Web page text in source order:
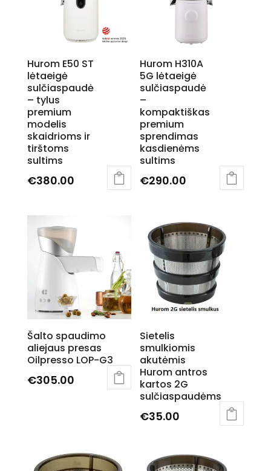
on
the
product
page
Hurom E50 ST
lėtaeigė
sulčiaspaudė
– tylus
premium
modelis
skaidrioms ir
tirštoms
sultims
€380.00
Hurom H310A
5G lėtaeigė
sulčiaspaudė
–
kompaktiškas
premium
sprendimas
kasdienėms
sultims
€290.00
multiple
variants.
The
options
may
on
the
product
page
Šalto spaudimo
aliejaus presas
Oilpresso LOP-G3
€305.00
Sietelis
smulkiomis
akutėmis
Hurom antros
kartos 2G
sulčiaspaudėms
€35.00